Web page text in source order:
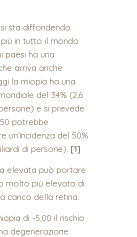
sta diffondendo
in tutto il mondo
paesi ha una
arriva anche
la miopia ha una
del 34% (2,6
e si prevede
potrebbe
un’incidenza del 50%
di persone). [1]
elevata può portare
molto più elevato di
carico della retina.
di -5,00 il rischio
degenerazione